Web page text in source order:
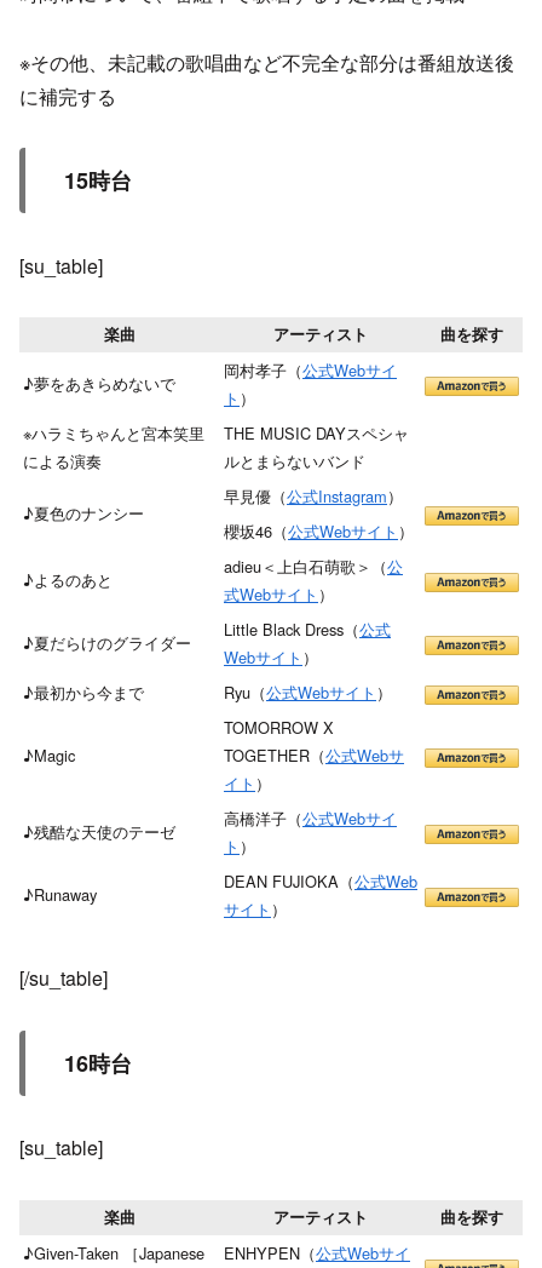
※その他、未記載の歌唱曲など不完全な部分は番組放送後
に補完する
15時台
[su_table]
楽曲 アーティスト 曲を探す
♪夢をあきらめないで
岡村孝子（公式Webサイ
ト ）
※ハラミちゃんと宮本笑里
による演奏
THE MUSIC DAYスペシャ
ルとまらないバンド
♪夏色のナンシー
早見優（公式Instagram）
櫻坂46（公式Webサイト ）
♪よるのあと
adieu＜上白石萌歌＞（公
式Webサイト ）
♪夏だらけのグライダー
Little Black Dress（公式
Webサイト ）
♪最初から今まで
Ryu（公式Webサイト ）
♪Magic
TOMORROW X
TOGETHER（公式Webサ
イト ）
♪残酷な天使のテーゼ
高橋洋子（公式Webサイ
ト ）
♪Runaway
DEAN FUJIOKA（公式Web
サイト ）
[/su_table]
16時台
[su_table]
楽曲 アーティスト 曲を探す
♪Given-Taken ［Japanese
ENHYPEN（公式Webサイ